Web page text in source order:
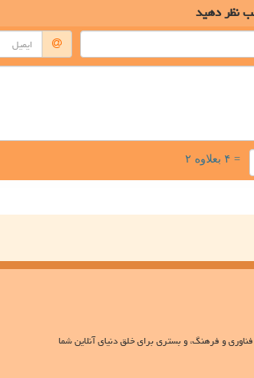
نظر دهید
= ۴ بعلاوه ۲
و فرهنگ، و بستری برای خلق دنیای آنلاین شما